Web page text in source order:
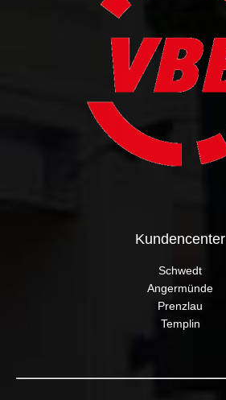
Kundencenter
Schwedt
Angermünde
Prenzlau
Templin